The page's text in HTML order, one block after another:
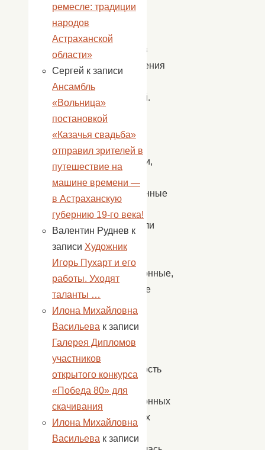
из
способов
возрождения
традиций.
В
наше
время
дискотеки,
современные
вытеснили
традиционные,
народные
гуляния.
потребность
традиционных
народных
ремесле: традиции
народов
Астраханской
области»
Сергей к записи
Ансамбль
«Вольница»
постановкой
«Казачья свадьба»
отправил зрителей в
путешествие на
машине времени —
в Астраханскую
губернию 19-го века!
Валентин Руднев к
записи Художник
Игорь Пухарт и его
работы. Уходят
таланты …
Илона Михайловна
Васильева к записи
Галерея Дипломов
участников
открытого конкурса
«Победа 80» для
скачивания
Илона Михайловна
Васильева к записи